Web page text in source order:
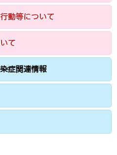
動等について
て
症関連情報